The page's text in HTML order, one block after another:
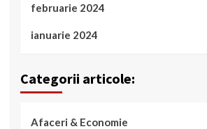
februarie 2024
ianuarie 2024
Categorii articole:
Afaceri & Economie